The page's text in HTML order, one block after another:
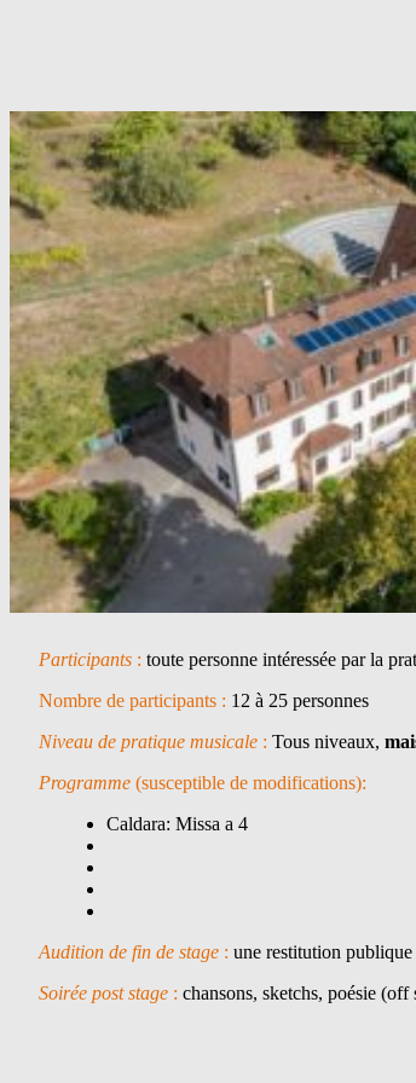
Participants : toute personne intéressée par la
Nombre de participants : 12 à 25 personnes
Niveau de pratique musicale : Tous niveaux,
Programme (susceptible de modifications):
Caldara: Missa a 4
Audition de fin de stage : une restitution
Soirée post stage : chansons, sketchs, poésie (off